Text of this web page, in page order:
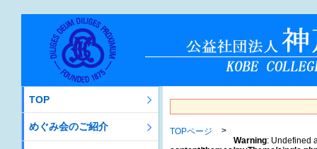
TOPページ
Warning: Undefined
TOP
めぐみ会のご紹介